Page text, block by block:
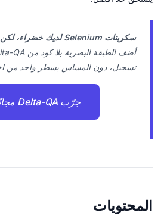
سكربتات Selenium لديك خضراء، لكن الشاشة مكسورة؟
تسجيل، دون المساس بسطر واحد من
جرّب Delta-QA مجانًا ←
المحتويات